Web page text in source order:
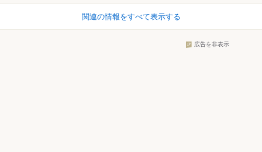
関連の情報をすべて表示する
広告を非表示